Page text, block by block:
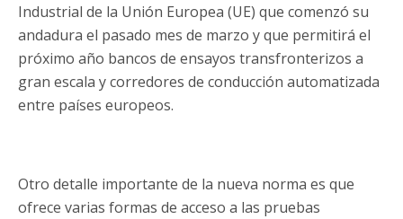
Industrial de la Unión Europea (UE) que comenzó su
andadura el pasado mes de marzo y que permitirá el
próximo año bancos de ensayos transfronterizos a
gran escala y corredores de conducción automatizada
entre países europeos.
Otro detalle importante de la nueva norma es que
ofrece varias formas de acceso a las pruebas